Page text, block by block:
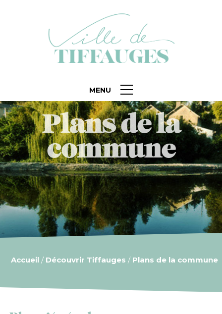
MENU
Plans de la
commune
Accueil / Découvrir Tiffauges / Plans de la commune